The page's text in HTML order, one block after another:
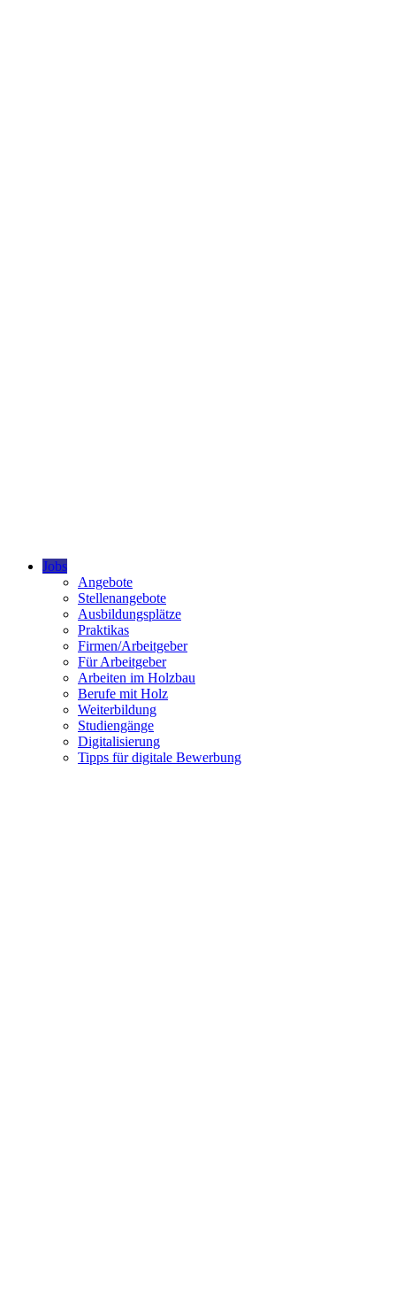
Jobs
Angebote
Stellenangebote
Ausbildungsplätze
Praktikas
Firmen/Arbeitgeber
Für Arbeitgeber
Arbeiten im Holzbau
Berufe mit Holz
Weiterbildung
Studiengänge
Digitalisierung
Tipps für digitale Bewerbung